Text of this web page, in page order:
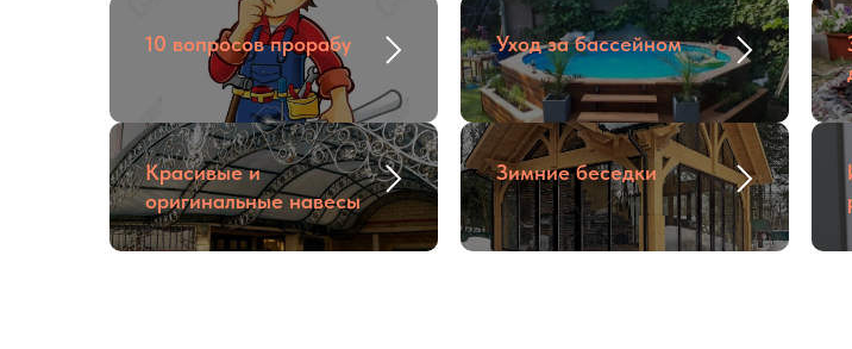
10 вопросов прорабу Уход за бассейном
Красивые и
оригинальные навесы
Зимние беседки